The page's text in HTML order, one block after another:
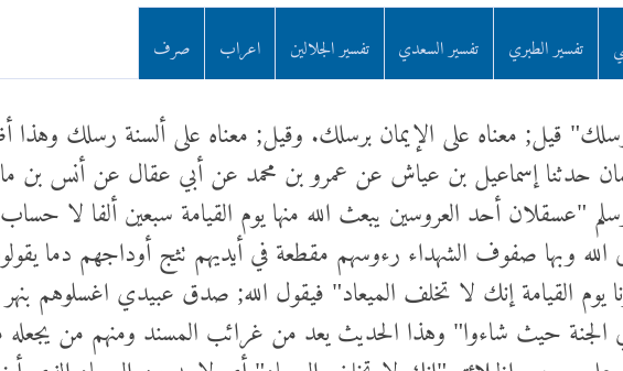
تفسير الطبري تفسير السعدي تفسير الجلالين اعراب صرف
رسلك" قيل; معناه على الإيمان برسلك. وقيل; معناه على ألسنة رسلك
حدثنا إسماعيل بن عياش عن عمرو بن محمد عن أبي عقال عن أنس بن
"عسقلان أحد العروسين يبعث الله منها يوم القيامة سبعين ألفا لا
الله وبها صفوف الشهداء رءوسهم مقطعة في أيديهم تثج أوداجهم دما
يوم القيامة إنك لا تخلف الميعاد" فيقول الله; صدق عبيدي اغسلوهم
حيث شاءوا" وهذا الحديث يعد من غرائب المسند ومنهم من يجعله